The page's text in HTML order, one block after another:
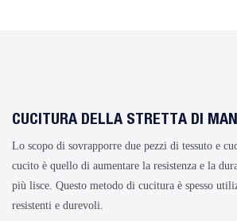
CUCITURA DELLA STRETTA DI
Lo scopo di sovrapporre due pezzi di tessuto e
cucito è quello di aumentare la resistenza e la
più lisce. Questo metodo di cucitura è spesso
resistenti e durevoli.